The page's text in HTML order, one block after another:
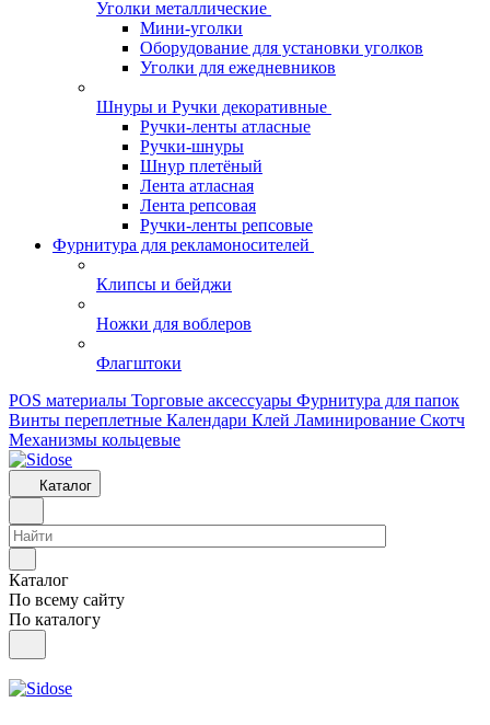
Уголки металлические
Мини-уголки
Оборудование для установки уголков
Уголки для ежедневников
Шнуры и Ручки декоративные
Ручки-ленты атласные
Ручки-шнуры
Шнур плетёный
Лента атласная
Лента репсовая
Ручки-ленты репсовые
Фурнитура для рекламоносителей
Клипсы и бeйджи
Ножки для воблеров
Флагштоки
POS материалы Торговые аксессуары Фурнитура для папок
Винты переплетные Календари Клей Ламинирование Скотч
Механизмы кольцевые
Каталог
Каталог
По всему сайту
По каталогу